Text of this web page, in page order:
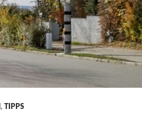
, TIPPS